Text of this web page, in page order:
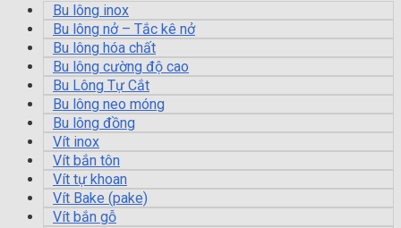
Bu lông inox
Bu lông nở – Tắc kê nở
Bu lông hóa chất
Bu lông cường độ cao
Bu Lông Tự Cắt
Bu lông neo móng
Bu lông đồng
Vít inox
Vít bắn tôn
Vít tự khoan
Vít Bake (pake)
Vít bắn gỗ